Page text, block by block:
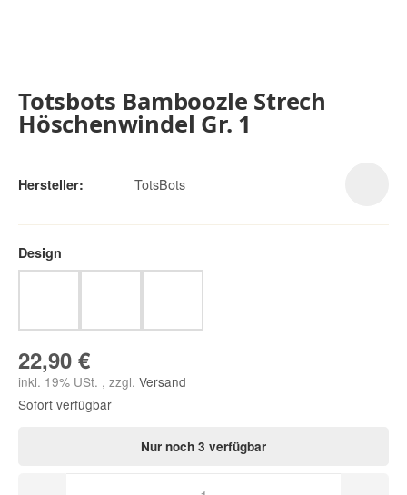
Totsbots Bamboozle Strech
Höschenwindel Gr. 1
Hersteller: TotsBots
Design
Owlbert EuleSquiddles Eichhörnchen
Häschen Pink
22,90 €
inkl. 19% USt. , zzgl. Versand
Sofort verfügbar
Nur noch 3 verfügbar